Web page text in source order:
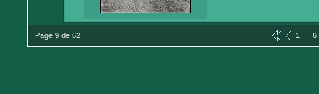
Page 9 de 62 1 ... 6